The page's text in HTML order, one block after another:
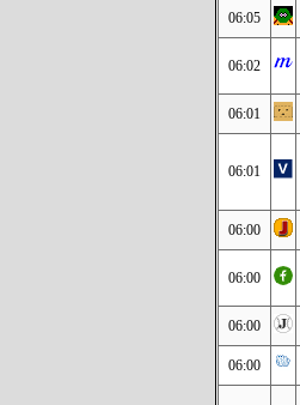
06:05
06:02
06:01
06:01
06:00
06:00
06:00
06:00